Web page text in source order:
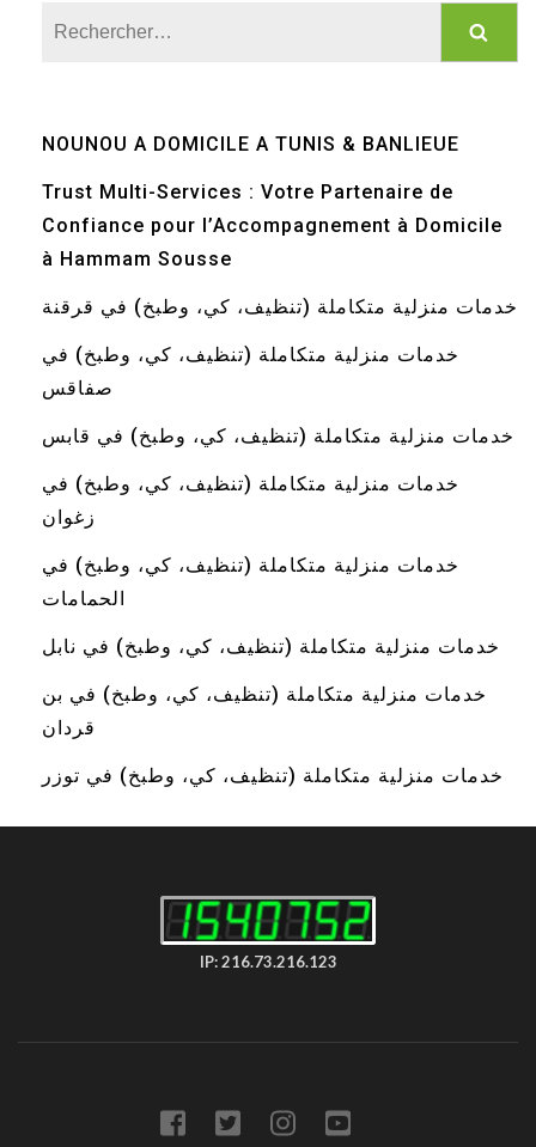
NOUNOU A DOMICILE A TUNIS & BANLIEUE
Trust Multi-Services : Votre Partenaire de
Confiance pour l’Accompagnement à Domicile
à Hammam Sousse
خدمات منزلية متكاملة (تنظيف، كي، وطبخ) في قرقنة
خدمات منزلية متكاملة (تنظيف، كي، وطبخ) في
صفاقس
خدمات منزلية متكاملة (تنظيف، كي، وطبخ) في قابس
خدمات منزلية متكاملة (تنظيف، كي، وطبخ) في
زغوان
خدمات منزلية متكاملة (تنظيف، كي، وطبخ) في
الحمامات
خدمات منزلية متكاملة (تنظيف، كي، وطبخ) في نابل
خدمات منزلية متكاملة (تنظيف، كي، وطبخ) في بن
قردان
خدمات منزلية متكاملة (تنظيف، كي، وطبخ) في توزر
IP: 216.73.216.123